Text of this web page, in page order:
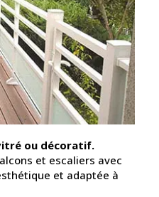
ou décoratif.
et escaliers avec
et adaptée à